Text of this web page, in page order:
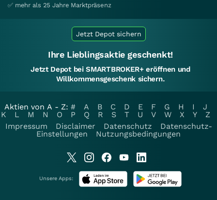
✅ mehr als 25 Jahre Marktpräsenz
Jetzt Depot sichern
Ihre Lieblingsaktie geschenkt!
Jetzt Depot bei SMARTBROKER+ eröffnen und
Willkommensgeschenk sichern.
Aktien von A - Z: # A B C D E F G H I
J
K
L M N O P Q R S T U V W X Y
Z
Impressum
Disclaimer Datenschutz
Datenschutz-
Einstellungen
Nutzungsbedingungen
Unsere Apps: